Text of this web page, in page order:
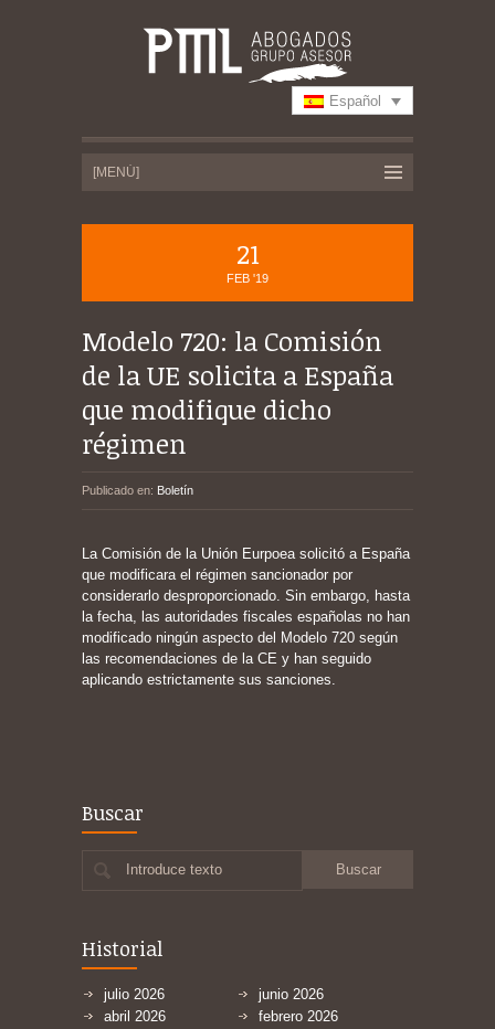
Español
21
FEB '19
Modelo 720: la Comisión
de la UE solicita a España
que modifique dicho
régimen
Publicado en: Boletín
La Comisión de la Unión Eurpoea solicitó a España
que modificara el régimen sancionador por
considerarlo desproporcionado. Sin embargo, hasta
la fecha, las autoridades fiscales españolas no han
modificado ningún aspecto del Modelo 720 según
las recomendaciones de la CE y han seguido
aplicando estrictamente sus sanciones.
Buscar
Introduce texto
Historial
julio 2026
junio 2026
abril 2026
febrero 2026